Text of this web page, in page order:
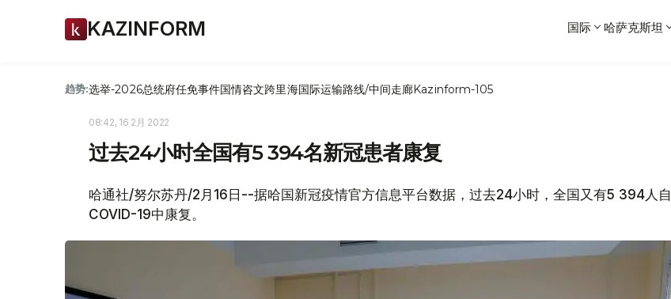
KAZINFORM 国际 哈萨克斯坦
趋势:选举-2026总统府任免事件国情咨文跨里海国际运输路线/中间走廊Kazinform-105
08:42, 16 2月 2022
过去24小时全国有5 394名新冠患者康复
哈通社/努尔苏丹/2月16日--据哈国新冠疫情官方信息平台数据，过去24小时，全国又有5 394人自
COVID-19中康复。